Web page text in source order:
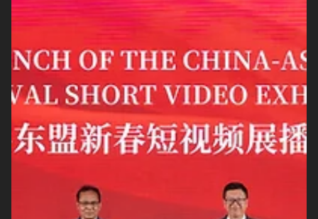
otomasi industri, dan efisiensi energi dalam elektrifikasi industri
modern. Dengan kolaborasi antara industri dan lembaga
menghubukan